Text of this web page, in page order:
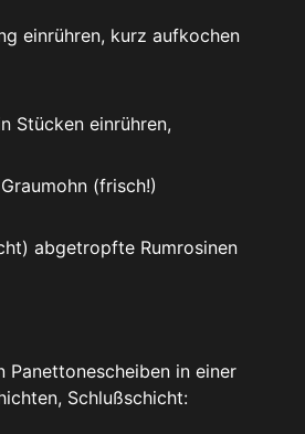
einrühren, kurz aufkochen
Stücken einrühren,
(frisch!)
abgetropfte Rumrosinen
Panettonescheiben in einer
Schlußschicht: